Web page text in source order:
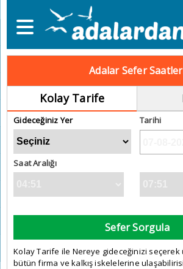
Adalar Sefer
Kolay Tarife
Gideceğiniz Yer Tarihi
Saat Aralığı
Sefer Sorgula
Kolay Tarife ile Nereye gideceğinizi seçerek
bütün firma ve kalkış iskelelerine